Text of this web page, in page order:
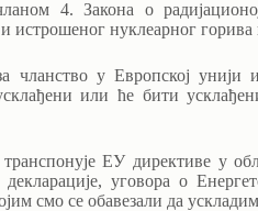
4. Закона о
истрошеног нуклеарног
чланство у Европској
или ће бити
ЕУ директиве у
уговора о
смо се обавезали да